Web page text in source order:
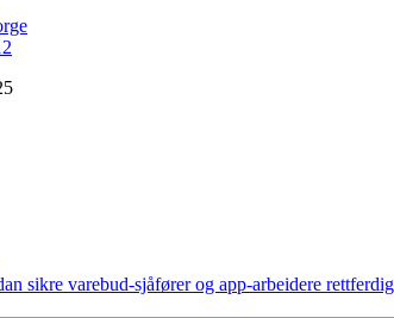
sikre varebud-sjåfører og app-arbeidere